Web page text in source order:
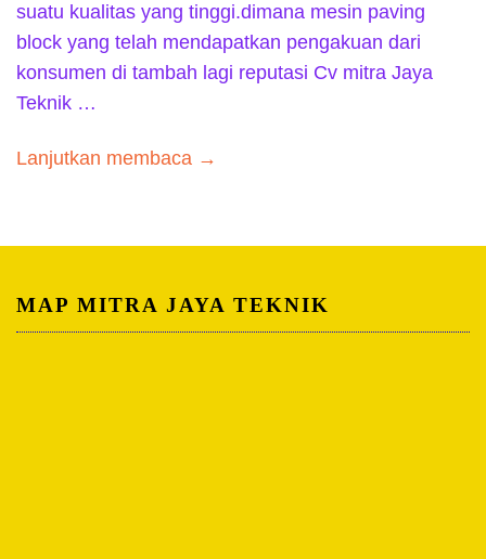
suatu kualitas yang tinggi.dimana mesin paving
block yang telah mendapatkan pengakuan dari
konsumen di tambah lagi reputasi Cv mitra Jaya
Teknik …
Lanjutkan membaca →
MAP MITRA JAYA TEKNIK